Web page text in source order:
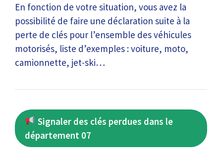
En fonction de votre situation, vous avez la
possibilité de faire une déclaration suite à la
perte de clés pour l’ensemble des véhicules
motorisés, liste d’exemples : voiture, moto,
camionnette, jet-ski…
Signaler des clés perdues dans le
département 07